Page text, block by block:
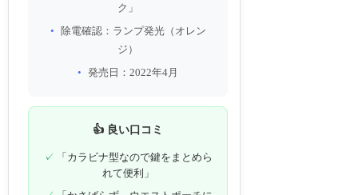
ク」
除電確認：ランプ発光（オレン
ジ）
発売日：2022年4月
👍 良い口コミ
「カラビナ型なので鍵をまとめら
れて便利」